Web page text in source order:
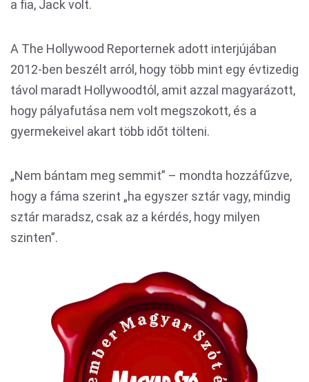
a fia, Jack volt.
A The Hollywood Reporternek adott interjújában
2012-ben beszélt arról, hogy több mint egy évtizedig
távol maradt Hollywoodtól, amit azzal magyarázott,
hogy pályafutása nem volt megszokott, és a
gyermekeivel akart több időt tölteni.
„Nem bántam meg semmit” – mondta hozzáfűzve,
hogy a fáma szerint „ha egyszer sztár vagy, mindig
sztár maradsz, csak az a kérdés, hogy milyen
szinten”.